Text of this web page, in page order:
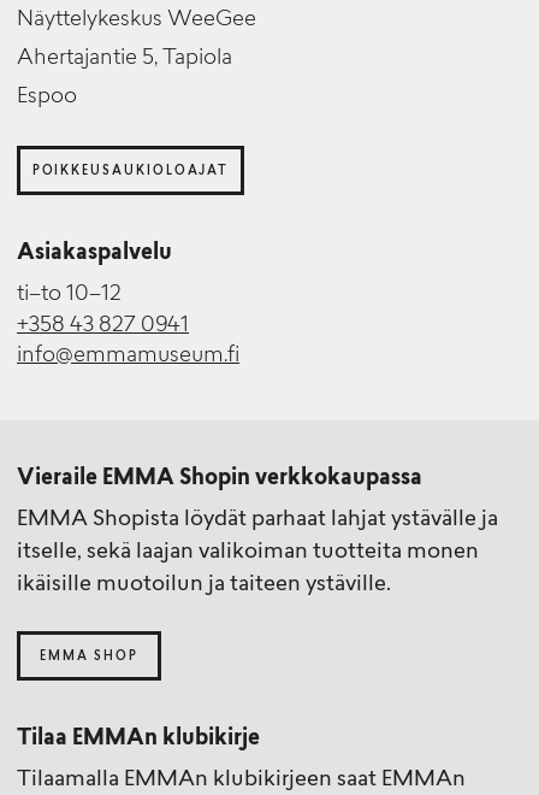
Näyttelykeskus WeeGee
Ahertajantie 5, Tapiola
Espoo
POIKKEUSAUKIOLOAJAT
Asiakaspalvelu
ti–to 10–12
+358 43 827 0941
info@emmamuseum.fi
Vieraile EMMA Shopin verkkokaupassa
EMMA Shopista löydät parhaat lahjat ystävälle ja
itselle, sekä laajan valikoiman tuotteita monen
ikäisille muotoilun ja taiteen ystäville.
EMMA SHOP
Tilaa EMMAn klubikirje
Tilaamalla EMMAn klubikirjeen saat EMMAn